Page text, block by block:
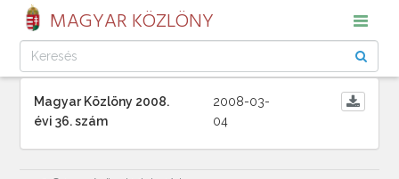
MAGYAR KÖZLÖNY
Magyar Közlöny 2008.
évi 36. szám
2008-03-
04